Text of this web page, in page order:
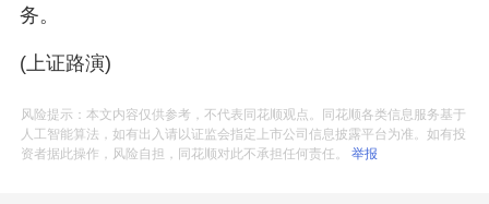
务。
(上证路演)
风险提示：本文内容仅供参考，不代表同花顺观点。同花顺各类信息服务基于
人工智能算法，如有出入请以证监会指定上市公司信息披露平台为准。如有投
资者据此操作，风险自担，同花顺对此不承担任何责任。举报